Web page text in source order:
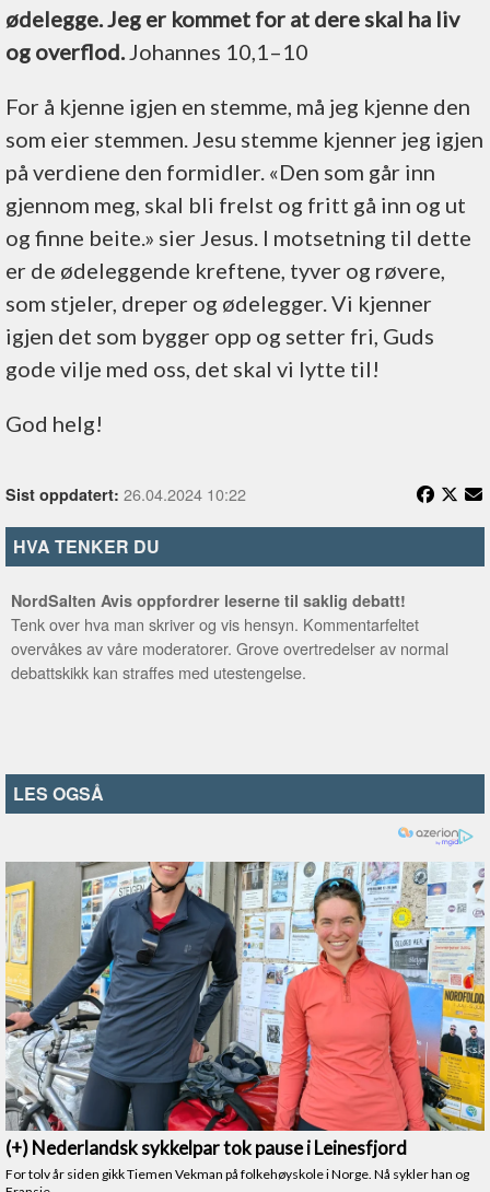
ødelegge. Jeg er kommet for at dere skal ha liv
og overflod.Johannes 10,1–10
For å kjenne igjen en stemme, må jeg kjenne den
som eier stemmen. Jesu stemme kjenner jeg igjen
på verdiene den formidler. «Den som går inn
gjennom meg, skal bli frelst og fritt gå inn og ut
og finne beite.» sier Jesus. I motsetning til dette
er de ødeleggende kreftene, tyver og røvere,
som stjeler, dreper og ødelegger. Vi kjenner
igjen det som bygger opp og setter fri, Guds
gode vilje med oss, det skal vi lytte til!
God helg!
Sist oppdatert: 26.04.2024 10:22
HVA TENKER DU
NordSalten Avis oppfordrer leserne til saklig debatt!
Tenk over hva man skriver og vis hensyn. Kommentarfeltet
overvåkes av våre moderatorer. Grove overtredelser av normal
debattskikk kan straffes med utestengelse.
LES OGSÅ